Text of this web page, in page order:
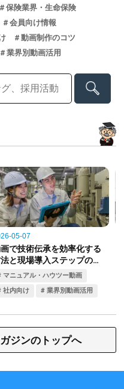
保険業界・生命保険
会員向け情報
動画制作のコツ
業界別動画活用
ジンのトップへ